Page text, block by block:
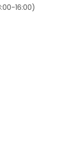
16:00)